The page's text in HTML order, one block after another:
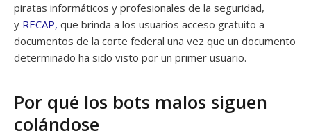
piratas informáticos y profesionales de la seguridad,
y RECAP, que brinda a los usuarios acceso gratuito a
documentos de la corte federal una vez que un documento
determinado ha sido visto por un primer usuario.
Por qué los bots malos siguen
colándose